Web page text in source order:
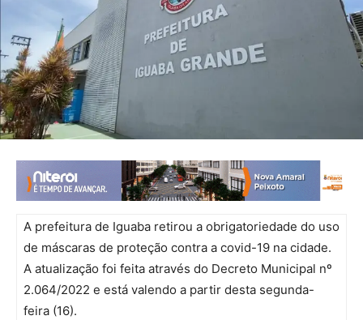
A prefeitura de Iguaba retirou a obrigatoriedade do uso
de máscaras de proteção contra a covid-19 na cidade.
A atualização foi feita através do Decreto Municipal nº
2.064/2022 e está valendo a partir desta segunda-
feira (16).